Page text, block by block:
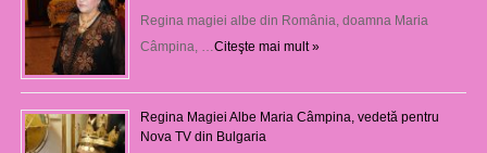
Regina magiei albe din România, doamna Maria
Câmpina, … Citeşte mai mult »
Regina Magiei Albe Maria Câmpina, vedetă pentru
Nova TV din Bulgaria